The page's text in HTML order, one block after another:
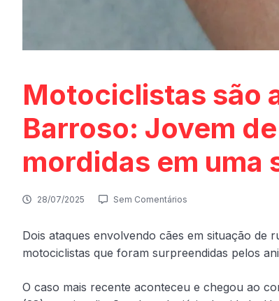
Motociclistas são
Barroso: Jovem
mordidas em uma
28/07/2025 Sem Comentários
Dois ataques envolvendo cães em situação de
motociclistas que foram surpreendidas pelos
O caso mais recente aconteceu e chegou ao